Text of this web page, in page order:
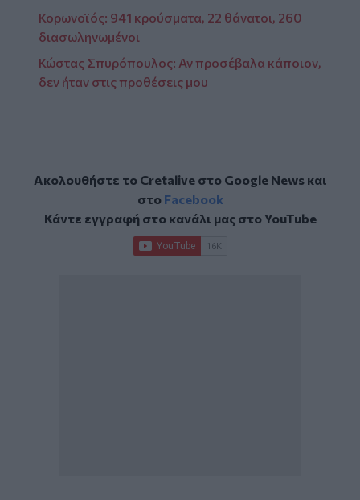
Κορωνοϊός: 941 κρούσματα, 22 θάνατοι, 260
διασωληνωμένοι
Κώστας Σπυρόπουλος: Αν προσέβαλα κάποιον,
δεν ήταν στις προθέσεις μου
Ακολουθήστε το Cretalive στο Google Newsκαι
στο Facebook
Κάντε εγγραφή στο κανάλι μας στοYouTube